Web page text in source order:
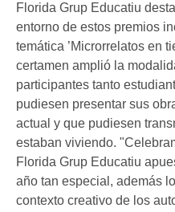
Florida Grup Educatiu
entorno de estos premios
temática ’Microrrelatos en
certamen amplió la
participantes tanto
pudiesen presentar sus
actual y que pudiesen
estaban viviendo.
Florida Grup Educatiu
año tan especial, además
contexto creativo de los